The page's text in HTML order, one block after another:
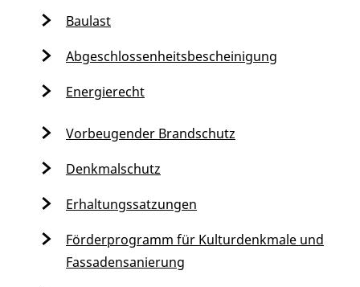
Baulast
Abgeschlossenheitsbescheinigung
Energierecht
Vorbeugender Brandschutz
Denkmalschutz
Erhaltungssatzungen
Förderprogramm für Kulturdenkmale und
Fassadensanierung